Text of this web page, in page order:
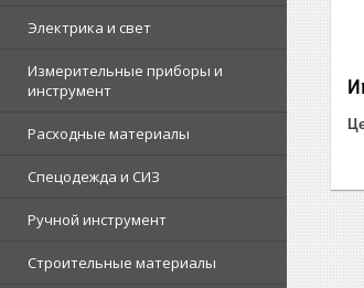
Электрика и свет
Измерительные приборы и
инструмент
Расходные материалы
Спецодежда и СИЗ
Ручной инструмент
Строительные материалы